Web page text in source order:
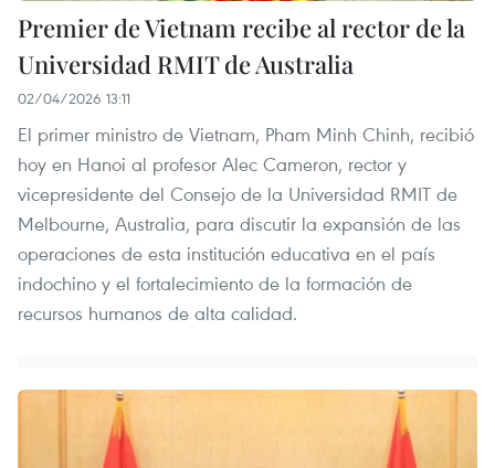
Premier de Vietnam recibe al rector de la
Universidad RMIT de Australia
02/04/2026 13:11
El primer ministro de Vietnam, Pham Minh Chinh, recibió
hoy en Hanoi al profesor Alec Cameron, rector y
vicepresidente del Consejo de la Universidad RMIT de
Melbourne, Australia, para discutir la expansión de las
operaciones de esta institución educativa en el país
indochino y el fortalecimiento de la formación de
recursos humanos de alta calidad.